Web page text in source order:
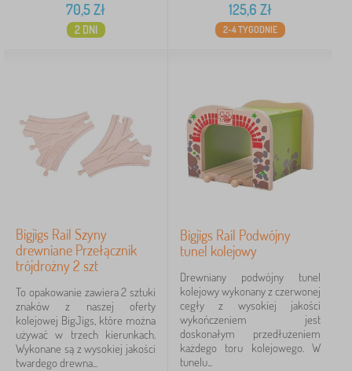
70,5Zł
2 DNI
125,6 Zł
2-4 TYGODNIE
Bigjigs Rail Szyny
drewniane Przełącznik
trójdrożny 2 szt
To opakowanie zawiera 2 sztuki
znaków z naszej oferty
kolejowej BigJigs, które można
używać w trzech kierunkach.
Wykonane są z wysokiej jakości
twardego drewna...
Bigjigs Rail Podwójny
tunel kolejowy
Drewniany podwójny tunel
kolejowy wykonany z czerwonej
cegły z wysokiej jakości
wykończeniem jest
doskonałym przedłużeniem
każdego toru kolejowego. W
tunelu...